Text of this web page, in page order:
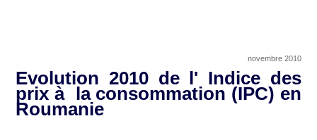
novembre 2010
Evolution 2010 de l' Indice des
prix à la consommation (IPC) en
Roumanie